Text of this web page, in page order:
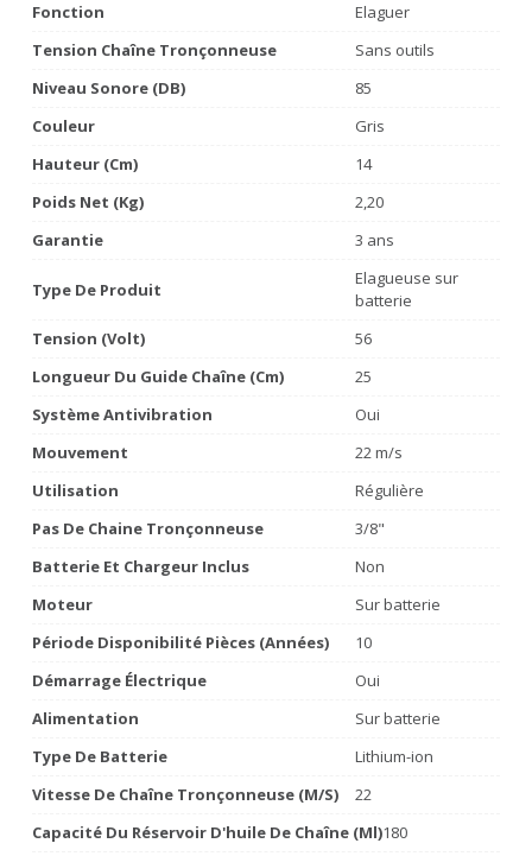
Fonction
Elaguer
Tension Chaîne Tronçonneuse
Sans outils
Niveau Sonore (dB)
85
Couleur
Gris
Hauteur (cm)
14
Poids Net (Kg)
2,20
Garantie
3 ans
Type De Produit
Elagueuse sur
batterie
Tension (volt)
56
Longueur Du Guide Chaîne (cm)
25
Système Antivibration
Oui
Mouvement
22 m/s
Utilisation
Régulière
Pas De Chaine Tronçonneuse
3/8"
Batterie Et Chargeur Inclus
Non
Moteur
Sur batterie
Période Disponibilité Pièces (années)
10
Démarrage Électrique
Oui
Alimentation
Sur batterie
Type De Batterie
Lithium-ion
Vitesse De Chaîne Tronçonneuse (m/s)
22
Capacité Du Réservoir D'huile De Chaîne (ml)180